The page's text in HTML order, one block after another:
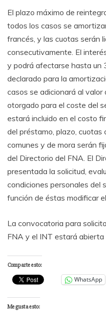
El plazo máximo de
todos los casos se
francés, y las cuotas serán
consecutivamente. El
y podrá afectarse hasta un
declarado para la
casos se adicionará al
otorgado para el coste del
estará incluido en el costo
del préstamo, plazo,
comunes y de mora serán
del Directorio del FNA. El
presentada la solicitud,
condiciones personales del
función de éstas modificar
La convocatoria para
FNA y el INT estará abierta
Comparte esto:
WhatsApp
Me gusta esto: